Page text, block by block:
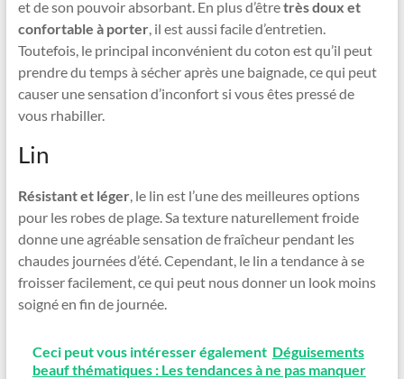
et de son pouvoir absorbant. En plus d’êtretrès doux et
confortable à porter, il est aussi facile d’entretien.
Toutefois, le principal inconvénient du coton est qu’il peut
prendre du temps à sécher après une baignade, ce qui peut
causer une sensation d’inconfort si vous êtes pressé de
vous rhabiller.
Lin
Résistant et léger, le lin est l’une des meilleures options
pour les robes de plage. Sa texture naturellement froide
donne une agréable sensation de fraîcheur pendant les
chaudes journées d’été. Cependant, le lin a tendance à se
froisser facilement, ce qui peut nous donner un look moins
soigné en fin de journée.
Ceci peut vous intéresser également Déguisements
beauf thématiques : Les tendances à ne pas manquer